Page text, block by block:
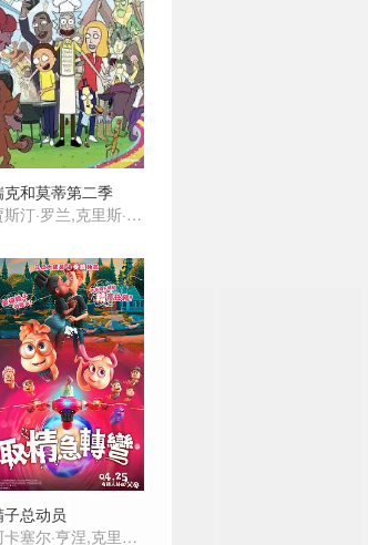
克和莫蒂第二季
贾斯汀·罗兰,克里斯·帕内尔,斯宾瑟·格拉默
子总动员
阿卡塞尔·亨涅,克里斯蒂安·鲁贝克,Mathilde Thomine Storm,比约恩·桑德奎斯特,娜思琳·库斯拉维,Christian Fredrik Mikkelsen